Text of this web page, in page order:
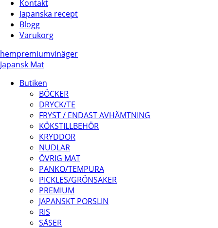
Kontakt
Japanska recept
Blogg
Varukorg
hempremiumvinäger
Japansk Mat
Butiken
BÖCKER
DRYCK/TE
FRYST / ENDAST AVHÄMTNING
KÖKSTILLBEHÖR
KRYDDOR
NUDLAR
ÖVRIG MAT
PANKO/TEMPURA
PICKLES/GRÖNSAKER
PREMIUM
JAPANSKT PORSLIN
RIS
SÅSER